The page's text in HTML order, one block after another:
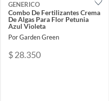
GENERICO
Combo De Fertilizantes Crema
De Algas Para Flor Petunia
Azul Violeta
Por Garden Green
$ 28.350